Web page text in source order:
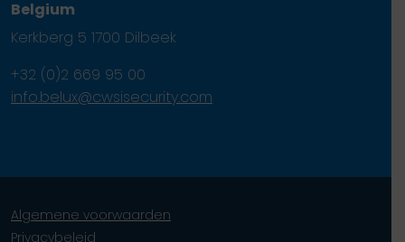
Belgium
Kerkberg 5 1700 Dilbeek
+32 (0)2 669 95 00
info.belux@cwsisecurity.com
Algemene voorwaarden
Privacybeleid